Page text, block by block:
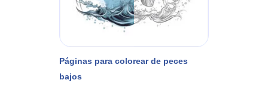
Páginas para colorear de peces
bajos